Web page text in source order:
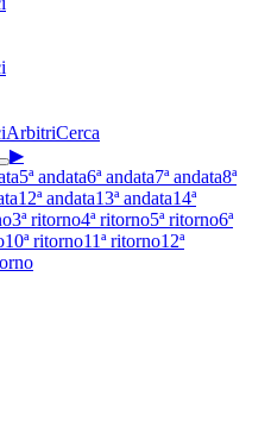
ArbitriCerca
▶
5ª andata6ª andata7ª andata8ª
12ª andata13ª andata14ª
3ª ritorno4ª ritorno5ª ritorno6ª
10ª ritorno11ª ritorno12ª